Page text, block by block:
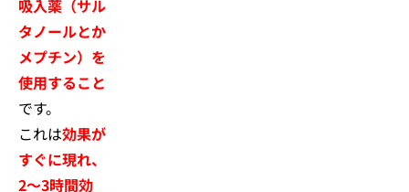
吸入薬（サル
タノールとか
メプチン）を
使用すること
です。
これは効果が
すぐに現れ、
2～3時間効